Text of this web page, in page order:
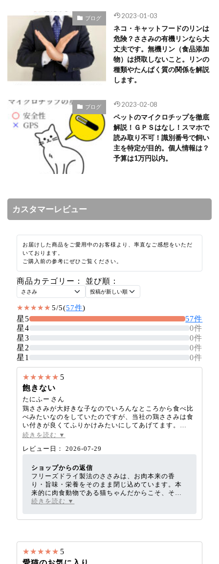
ブログ 2023-01-03
ネコ・キャットフードのリンは
危険？ささみの有機リンなら大
丈夫です。無機リン（食品添加
物）は摂取しないこと。リンの
種類やたんぱく質の関係を解説
します。
ブログ 2023-02-08
ペットのマイクロチップを徹底
解説！ＧＰＳはなし！スマホで
読み取り不可！識別番号で飼い
主を特定が目的。個人情報は？
予算は1万円以内。
カスタマーレビュー